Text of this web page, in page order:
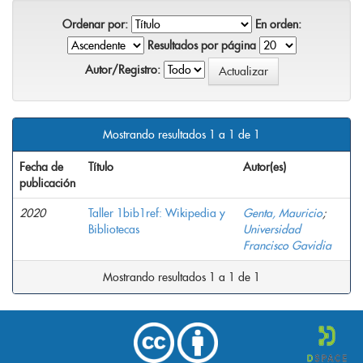
Ordenar por:
En orden:
Resultados por página
Autor/Registro:
Mostrando resultados 1 a 1 de 1
Fecha de
publicación
Título Autor(es)
2020
Taller 1bib1ref: Wikipedia y
Bibliotecas
Genta, Mauricio;
Universidad
Francisco Gavidia
Mostrando resultados 1 a 1 de 1